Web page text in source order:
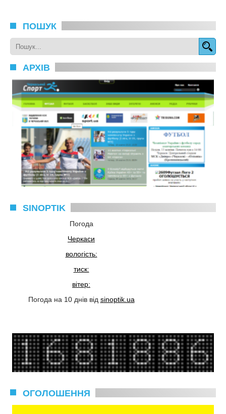
ПОШУК
АРХІВ
SINOPTIK
Погода
Черкаси
вологість:
тиск:
вітер:
Погода на 10 днів від sinoptik.ua
ОГОЛОШЕННЯ